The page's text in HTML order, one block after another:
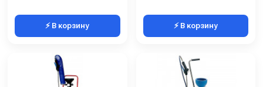
⚡ В корзину ⚡ В корзину